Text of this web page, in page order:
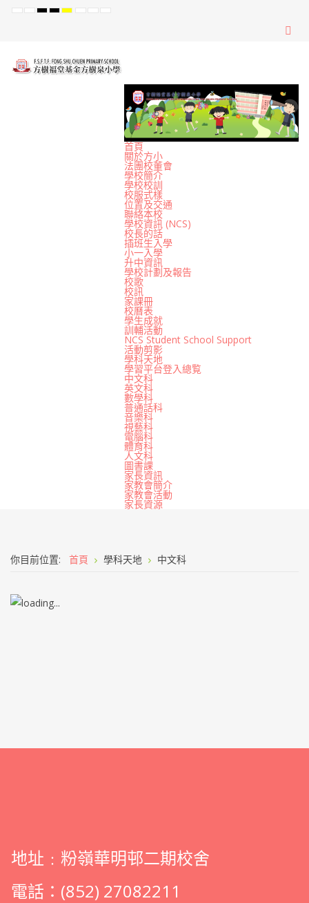
Default
NightHighHighHighSetSetSet
首頁
關於方小
法團校董會
學校簡介
學校校訓
校服式樣
位置及交通
聯絡本校
學校資訊 (NCS)
校長的話
插班生入學
小一入學
升中資訊
學校計劃及報告
校歌
校訊
家課冊
校曆表
學生成就
訓輔活動
NCS Student School Support
活動剪影
學科天地
學習平台登入總覧
中文科
英文科
數學科
普通話科
音樂科
視藝科
電腦科
體育科
人文科
圖書課
家長資訊
家教會簡介
家教會活動
家長資源
你目前位置: 首頁 學科天地 中文科
地址﹕粉嶺華明邨二期校舍
電話：(852) 27082211